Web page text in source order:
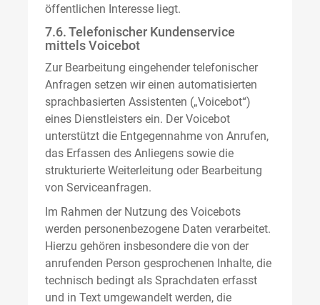
öffentlichen Interesse liegt.
7.6. Telefonischer Kundenservice
mittels Voicebot
Zur Bearbeitung eingehender telefonischer
Anfragen setzen wir einen automatisierten
sprachbasierten Assistenten („Voicebot“)
eines Dienstleisters ein. Der Voicebot
unterstützt die Entgegennahme von Anrufen,
das Erfassen des Anliegens sowie die
strukturierte Weiterleitung oder Bearbeitung
von Serviceanfragen.
Im Rahmen der Nutzung des Voicebots
werden personenbezogene Daten verarbeitet.
Hierzu gehören insbesondere die von der
anrufenden Person gesprochenen Inhalte, die
technisch bedingt als Sprachdaten erfasst
und in Text umgewandelt werden, die